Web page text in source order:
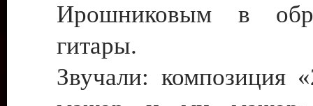
Ирошниковым в
гитары.
Звучали: композиция